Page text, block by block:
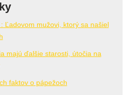
Ľadovom mužovi, ktorý sa našiel
majú ďalšie starosti, útočia na
faktov o pápežoch